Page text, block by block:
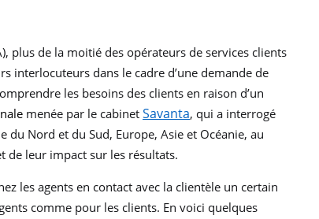
plus de la moitié des opérateurs de services clients
interlocuteurs dans le cadre d’une demande de
les besoins des clients en raison d’un
menée par le cabinet Savanta, qui a interrogé
du Nord et du Sud, Europe, Asie et Océanie, au
de leur impact sur les résultats.
les agents en contact avec la clientèle un certain
comme pour les clients. En voici quelques